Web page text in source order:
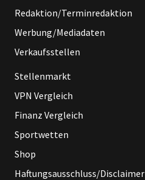
Redaktion/Terminredaktion
Werbung/Mediadaten
Verkaufsstellen
Stellenmarkt
VPN Vergleich
Finanz Vergleich
Sportwetten
Shop
Haftungsausschluss/Disclaimer